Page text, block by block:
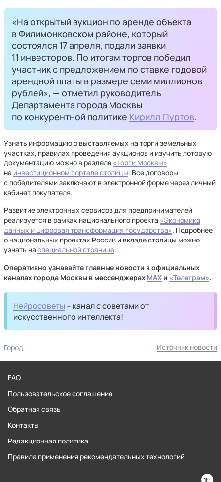
«На открытый аукцион по аренде объекта
в Филимонковском районе, который
состоялся 17 апреля, подали заявки
11 инвесторов. По итогам торгов победил
участник с предложением по ставке годовой
арендной платы в размере семи миллионов
рублей», — отметил руководитель
Департамента города Москвы
по конкурентной политике Кирилл Пуртов.
Узнать информацию о выставляемых на торги земельных
участках, правилах проведения аукционов и изучить лотовую
документацию можно в разделе «Торги Москвы»
на инвестиционном портале столицы. Все договоры
с победителями заключают в электронной форме через личный
кабинет покупателя.
Развитие электронных сервисов для предпринимателей
реализуется в рамках национального проекта «Экономика
данных и цифровая трансформация государства». Подробнее
о национальных проектах России и вкладе столицы можно
узнать на специальной странице.
Оперативно узнавайте главные новости в официальных
каналах города Москвы в мессенджерах MAX и «Телеграм».
Нейросоветы – канал с советами от
искусственного интеллекта!
Город Источник новости
FAQ
Пользовательское соглашение
Обратная связь
Контакты
Редакционная политика
Правила применения рекомендательных технологий